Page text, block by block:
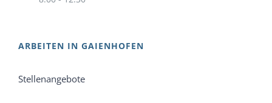
ARBEITEN IN GAIENHOFEN
Stellenangebote